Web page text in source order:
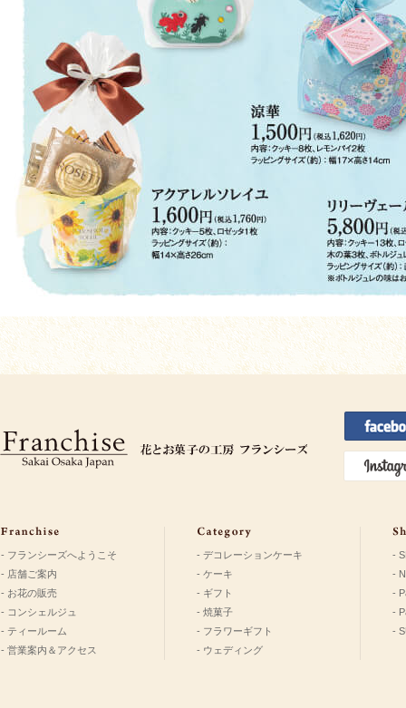
- フランシーズへようこそ
- 店舗ご案内
- お花の販売
- コンシェルジュ
- ティールーム
- 営業案内＆アクセス
- デコレーションケーキ
- ケーキ
- ギフト
- 焼菓子
- フラワーギフト
- ウェディング
-
-
-
-
-